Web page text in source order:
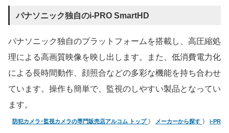
パナソニック独自のi-PRO SmartHD
パナソニック独自のプラットフォームを搭載し、高圧縮処
理による高画質映像を映し出します。また、低消費電力化
による長時間動作、顔照合などの多彩な機能を持ち合わせ
ています。操作も簡単で、監視のしやすい製品となってい
ます。
防犯カメラ･監視カメラの専門販売店アルコム トップ メーカーから探す i-PRO